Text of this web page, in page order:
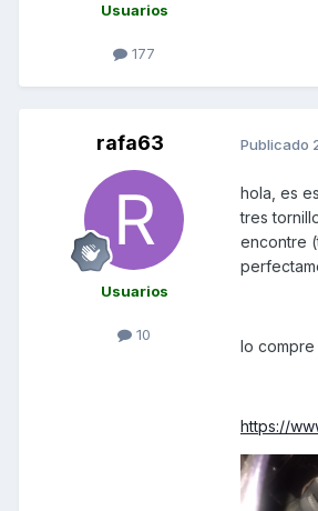
Usuarios
177
rafa63
Usuarios
10
Publicado
hola, es
tres
encontre
lo compre
https://